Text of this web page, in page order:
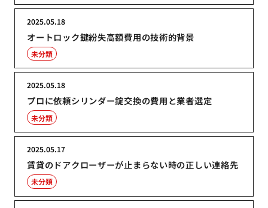
オートロック鍵紛失高額費用の技術的背景
2025.05.18
未分類
プロに依頼シリンダー錠交換の費用と業者選定
2025.05.18
未分類
賃貸のドアクローザーが止まらない時の正しい連絡先
2025.05.17
未分類